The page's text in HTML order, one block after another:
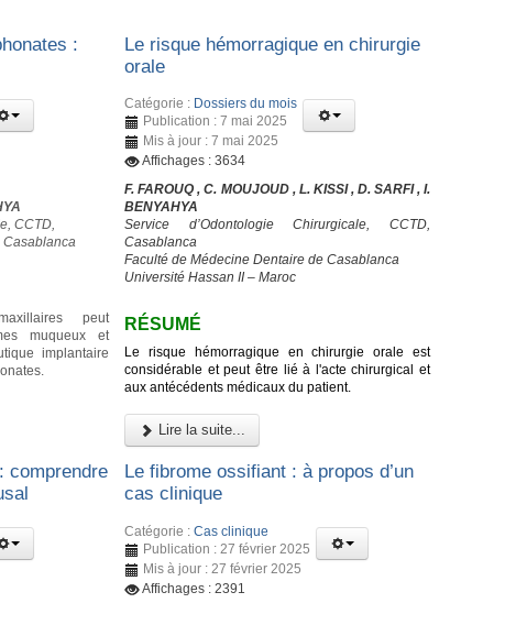
:
CCTD,
Casablanca
peut
muqueux et
implantaire
Le risque hémorragique en chirurgie
orale
Catégorie : Dossiers du mois
Publication : 7 mai 2025
Mis à jour : 7 mai 2025
Affichages : 3634
F. FAROUQ , C. MOUJOUD , L. KISSI , D. SARFI , I.
BENYAHYA
Service d’Odontologie Chirurgicale, CCTD,
Casablanca
Faculté de Médecine Dentaire de Casablanca
Université Hassan II – Maroc
RÉSUMÉ
Le risque hémorragique en chirurgie orale est
considérable et peut être lié à l'acte chirurgical et
aux antécédents médicaux du patient.
Lire la suite...
comprendre
Le fibrome ossifiant : à propos d’un
cas clinique
Catégorie :Cas clinique
Publication : 27 février 2025
Mis à jour : 27 février 2025
Affichages : 2391